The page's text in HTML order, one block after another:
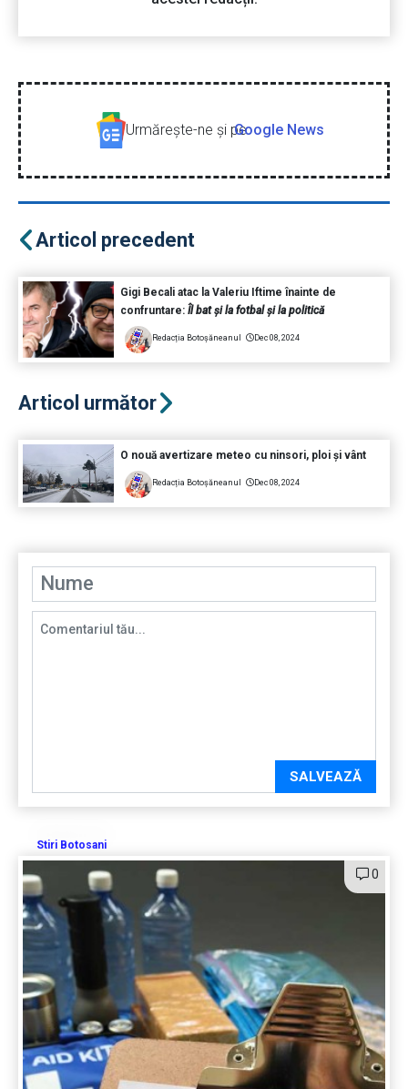
Urmăreşte-ne şi peGoogle News
Articol precedent
Gigi Becali atac la Valeriu Iftime înainte de
confruntare: Îl bat și la fotbal și la politică
Redacția Botoșăneanul Dec 08, 2024
Articol următor
O nouă avertizare meteo cu ninsori, ploi și vânt
Redacția Botoșăneanul Dec 08, 2024
SALVEAZĂ
Stiri Botosani
0